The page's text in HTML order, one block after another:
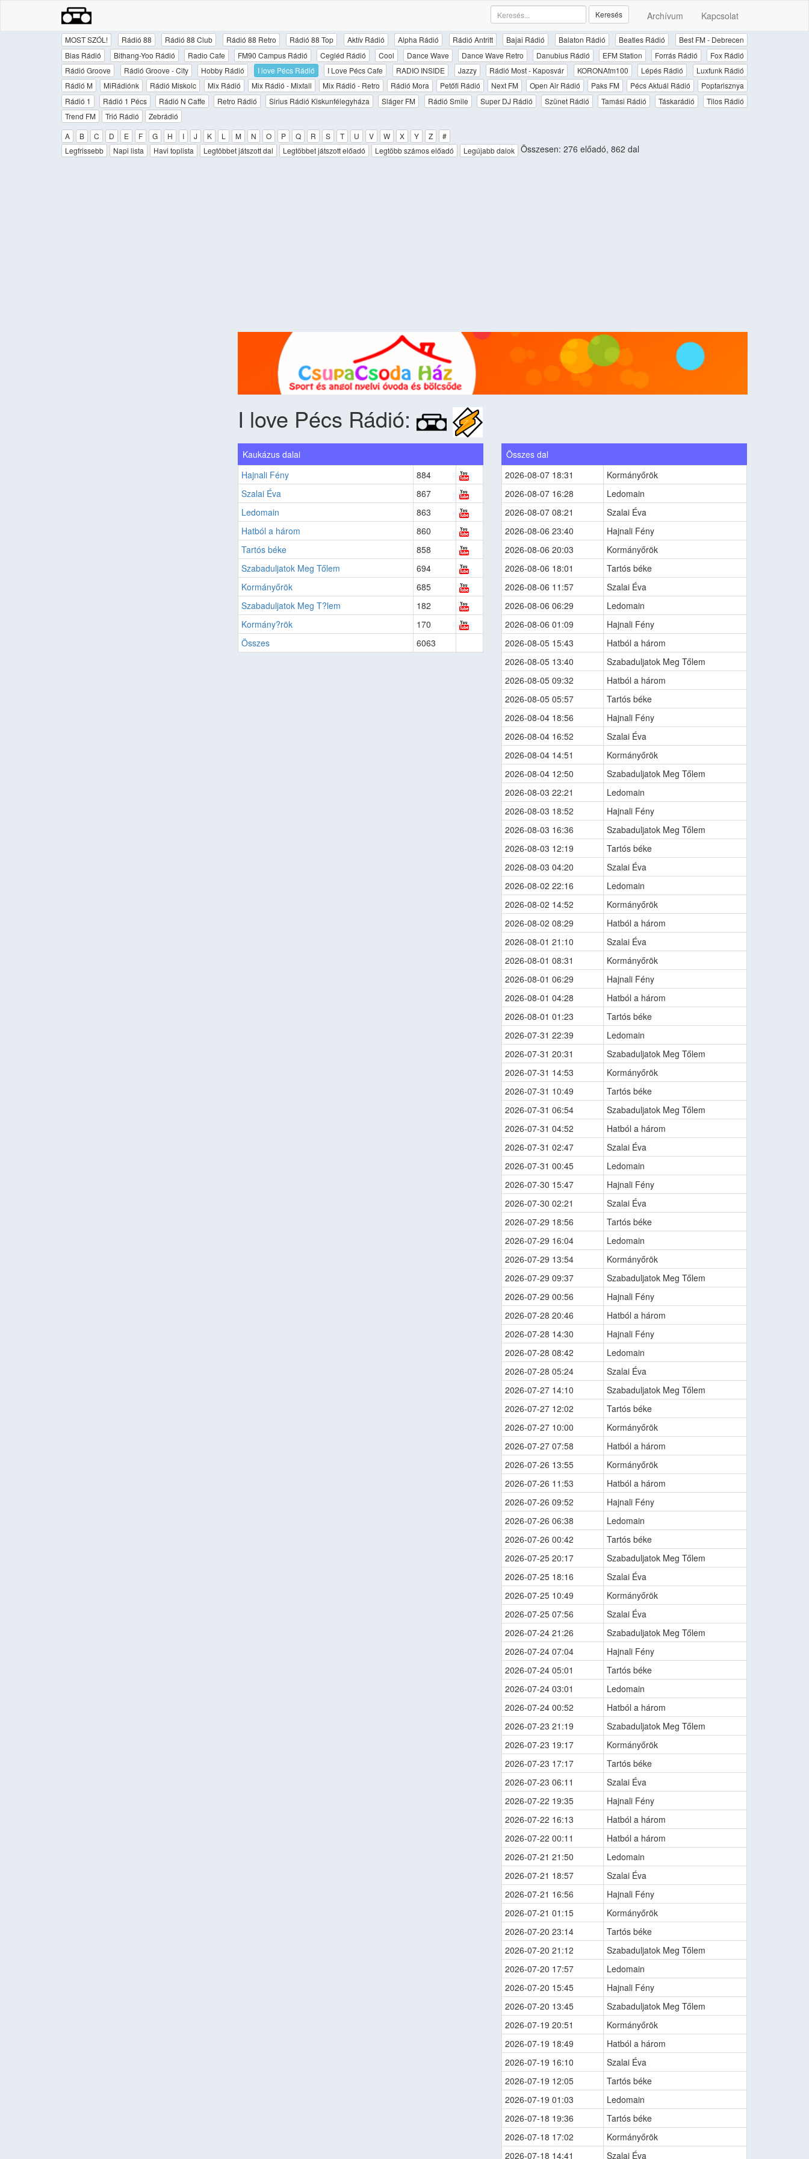
Archívum Kapcsolat
Keresés
MOST SZÓL! Rádió 88 Rádió 88 Club Rádió 88 Retro Rádió 88 Top Aktív Rádió Alpha Rádió Rádió Antritt Bajai Rádió Balaton Rádió Beatles Rádió
Best FM - Debrecen
Bias Rádió
Bithang-Yoo Rádió Radio Cafe FM90 Campus Rádió Cegléd Rádió Cool Dance Wave Dance Wave Retro Danubius Rádió EFM Station Forrás Rádió
Fox Rádió
Rádió Groove
Rádió Groove - City Hobby Rádió I love Pécs Rádió I Love Pécs Cafe RADIO INSIDE Jazzy Rádió Most - Kaposvár KORONAfm100 Lépés Rádió
Luxfunk Rádió
Rádió M
MiRádiónk Rádió Miskolc Mix Rádió Mix Rádió - Mixfall Mix Rádió - Retro Rádió Mora Petőfi Rádió Next FM Open Air Rádió Paks FM Pécs Aktuál Rádió
Poptarisznya
Rádió 1
Rádió 1 Pécs Rádió N Caffe Retro Rádió Sirius Rádió Kiskunfélegyháza Sláger FM Rádió Smile Super DJ Rádió Szünet Rádió Tamási Rádió Táskarádió
Tilos Rádió
Trend FM
Trió Rádió
Zebrádió
A
B C D E F G H I J K L M N O P Q R S T U V W X Y Z
#
Legfrissebb
Napi lista Havi toplista Legtöbbet játszott dal Legtöbbet játszott előadó Legtöbb számos előadó Legújabb dalok Összesen: 276 előadó, 862 dal
I love Pécs Rádió:
Kaukázus dalai
Hajnali Fény
884
Szalai Éva
867
Ledomain
863
Hatból a három
860
Tartós béke
858
Szabaduljatok Meg Tőlem
694
Kormányőrök
685
Szabaduljatok Meg T?lem
182
Kormány?rök
170
Összes
6063
Összes dal
2026-08-07 18:31
Kormányőrök
2026-08-07 16:28
Ledomain
2026-08-07 08:21
Szalai Éva
2026-08-06 23:40
Hajnali Fény
2026-08-06 20:03
Kormányőrök
2026-08-06 18:01
Tartós béke
2026-08-06 11:57
Szalai Éva
2026-08-06 06:29
Ledomain
2026-08-06 01:09
Hajnali Fény
2026-08-05 15:43
Hatból a három
2026-08-05 13:40
Szabaduljatok Meg Tőlem
2026-08-05 09:32
Hatból a három
2026-08-05 05:57
Tartós béke
2026-08-04 18:56
Hajnali Fény
2026-08-04 16:52
Szalai Éva
2026-08-04 14:51
Kormányőrök
2026-08-04 12:50
Szabaduljatok Meg Tőlem
2026-08-03 22:21
Ledomain
2026-08-03 18:52
Hajnali Fény
2026-08-03 16:36
Szabaduljatok Meg Tőlem
2026-08-03 12:19
Tartós béke
2026-08-03 04:20
Szalai Éva
2026-08-02 22:16
Ledomain
2026-08-02 14:52
Kormányőrök
2026-08-02 08:29
Hatból a három
2026-08-01 21:10
Szalai Éva
2026-08-01 08:31
Kormányőrök
2026-08-01 06:29
Hajnali Fény
2026-08-01 04:28
Hatból a három
2026-08-01 01:23
Tartós béke
2026-07-31 22:39
Ledomain
2026-07-31 20:31
Szabaduljatok Meg Tőlem
2026-07-31 14:53
Kormányőrök
2026-07-31 10:49
Tartós béke
2026-07-31 06:54
Szabaduljatok Meg Tőlem
2026-07-31 04:52
Hatból a három
2026-07-31 02:47
Szalai Éva
2026-07-31 00:45
Ledomain
2026-07-30 15:47
Hajnali Fény
2026-07-30 02:21
Szalai Éva
2026-07-29 18:56
Tartós béke
2026-07-29 16:04
Ledomain
2026-07-29 13:54
Kormányőrök
2026-07-29 09:37
Szabaduljatok Meg Tőlem
2026-07-29 00:56
Hajnali Fény
2026-07-28 20:46
Hatból a három
2026-07-28 14:30
Hajnali Fény
2026-07-28 08:42
Ledomain
2026-07-28 05:24
Szalai Éva
2026-07-27 14:10
Szabaduljatok Meg Tőlem
2026-07-27 12:02
Tartós béke
2026-07-27 10:00
Kormányőrök
2026-07-27 07:58
Hatból a három
2026-07-26 13:55
Kormányőrök
2026-07-26 11:53
Hatból a három
2026-07-26 09:52
Hajnali Fény
2026-07-26 06:38
Ledomain
2026-07-26 00:42
Tartós béke
2026-07-25 20:17
Szabaduljatok Meg Tőlem
2026-07-25 18:16
Szalai Éva
2026-07-25 10:49
Kormányőrök
2026-07-25 07:56
Szalai Éva
2026-07-24 21:26
Szabaduljatok Meg Tőlem
2026-07-24 07:04
Hajnali Fény
2026-07-24 05:01
Tartós béke
2026-07-24 03:01
Ledomain
2026-07-24 00:52
Hatból a három
2026-07-23 21:19
Szabaduljatok Meg Tőlem
2026-07-23 19:17
Kormányőrök
2026-07-23 17:17
Tartós béke
2026-07-23 06:11
Szalai Éva
2026-07-22 19:35
Hajnali Fény
2026-07-22 16:13
Hatból a három
2026-07-22 00:11
Hatból a három
2026-07-21 21:50
Ledomain
2026-07-21 18:57
Szalai Éva
2026-07-21 16:56
Hajnali Fény
2026-07-21 01:15
Kormányőrök
2026-07-20 23:14
Tartós béke
2026-07-20 21:12
Szabaduljatok Meg Tőlem
2026-07-20 17:57
Ledomain
2026-07-20 15:45
Hajnali Fény
2026-07-20 13:45
Szabaduljatok Meg Tőlem
2026-07-19 20:51
Kormányőrök
2026-07-19 18:49
Hatból a három
2026-07-19 16:10
Szalai Éva
2026-07-19 12:05
Tartós béke
2026-07-19 01:03
Ledomain
2026-07-18 19:36
Tartós béke
2026-07-18 17:02
Kormányőrök
2026-07-18 14:41
Szalai Éva